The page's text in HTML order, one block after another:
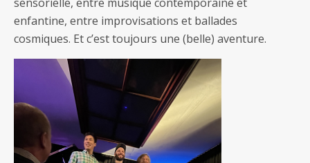
enfantine, entre improvisations et ballades
cosmiques. Et c’est toujours une (belle) aventure.